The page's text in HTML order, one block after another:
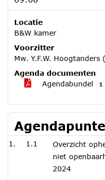
Locatie
B&W kamer
Voorzitter
Mw. Y.F.W. Hoogtanders
Agenda documenten
Agendabundel
1
1.1
Overzicht
niet
2024